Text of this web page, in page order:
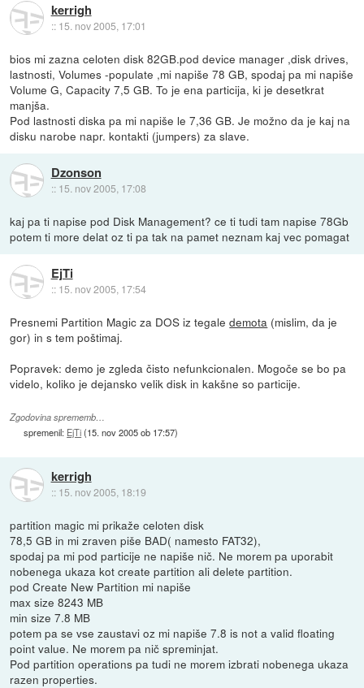
kerrigh
:: 15. nov 2005, 17:01
bios mi zazna celoten disk 82GB.pod device manager ,disk drives,
lastnosti, Volumes -populate ,mi napiše 78 GB, spodaj pa mi napiše
Volume G, Capacity 7,5 GB. To je ena particija, ki je desetkrat
manjša.
Pod lastnosti diska pa mi napiše le 7,36 GB. Je možno da je kaj na
disku narobe napr. kontakti (jumpers) za slave.
Dzonson
:: 15. nov 2005, 17:08
kaj pa ti napise pod Disk Management? ce ti tudi tam napise 78Gb
potem ti more delat oz ti pa tak na pamet neznam kaj vec pomagat
EjTi
:: 15. nov 2005, 17:54
Presnemi Partition Magic za DOS iz tegaledemota (mislim, da je
gor) in s tem poštimaj.
Popravek: demo je zgleda čisto nefunkcionalen. Mogoče se bo pa
videlo, koliko je dejansko velik disk in kakšne so particije.
Zgodovina sprememb…
spremenil: EjTi(15. nov 2005 ob 17:57)
kerrigh
:: 15. nov 2005, 18:19
partition magic mi prikaže celoten disk
78,5 GB in mi zraven piše BAD( namesto FAT32),
spodaj pa mi pod particije ne napiše nič. Ne morem pa uporabit
nobenega ukaza kot create partition ali delete partition.
pod Create New Partition mi napiše
max size 8243 MB
min size 7.8 MB
potem pa se vse zaustavi oz mi napiše 7.8 is not a valid floating
point value. Ne morem pa nič spreminjat.
Pod partition operations pa tudi ne morem izbrati nobenega ukaza
razen properties.